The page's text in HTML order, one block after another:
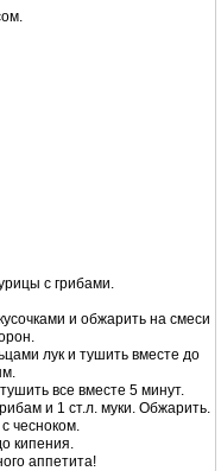
с грибами.
и обжарить на смеси
лук и тушить вместе до
все вместе 5 минут.
и 1 ст.л. муки. Обжарить.
чесноком.
кипения.
аппетита!